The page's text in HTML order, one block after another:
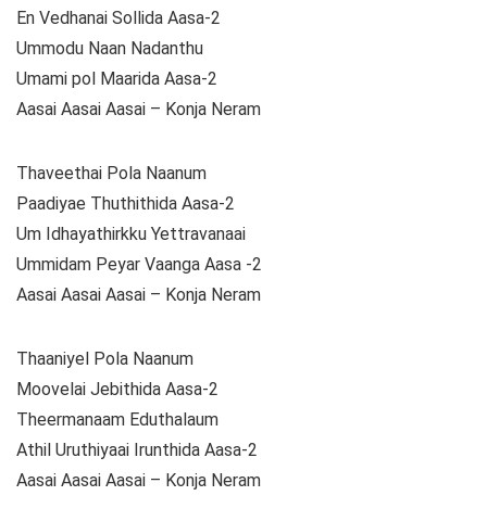
En Vedhanai Sollida Aasa-2
Ummodu Naan Nadanthu
Umami pol Maarida Aasa-2
Aasai Aasai Aasai – Konja Neram
Thaveethai Pola Naanum
Paadiyae Thuthithida Aasa-2
Um Idhayathirkku Yettravanaai
Ummidam Peyar Vaanga Aasa -2
Aasai Aasai Aasai – Konja Neram
Thaaniyel Pola Naanum
Moovelai Jebithida Aasa-2
Theermanaam Eduthalaum
Athil Uruthiyaai Irunthida Aasa-2
Aasai Aasai Aasai – Konja Neram